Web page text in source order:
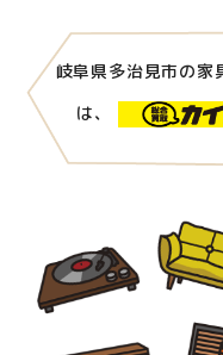
岐阜県多治見市の家
は、